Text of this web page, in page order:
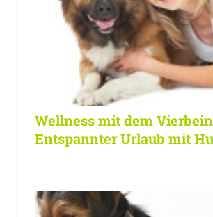
Wellness mit dem
Entspannter Urlaub mit